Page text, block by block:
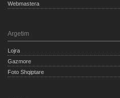
Webmastera
Argetim
Lojra
Gazmore
Foto Shqiptare